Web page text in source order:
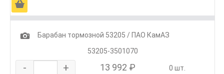
Ä
1
Барабан тормозной 53205 / ПАО КамАЗ
53205-3501070
- + 13 992 ₽ 0 шт.